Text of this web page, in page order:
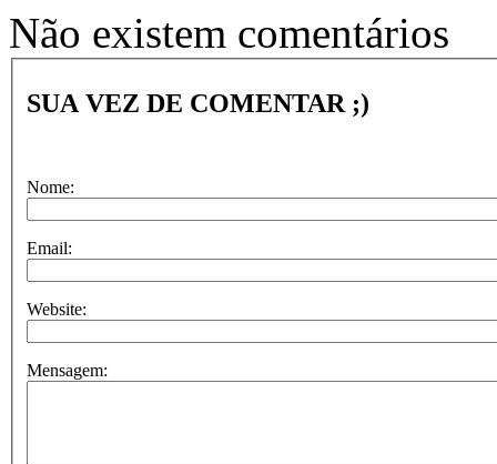
Não existem comentários
SUA VEZ DE COMENTAR ;)
Nome:
Email:
Website:
Mensagem: